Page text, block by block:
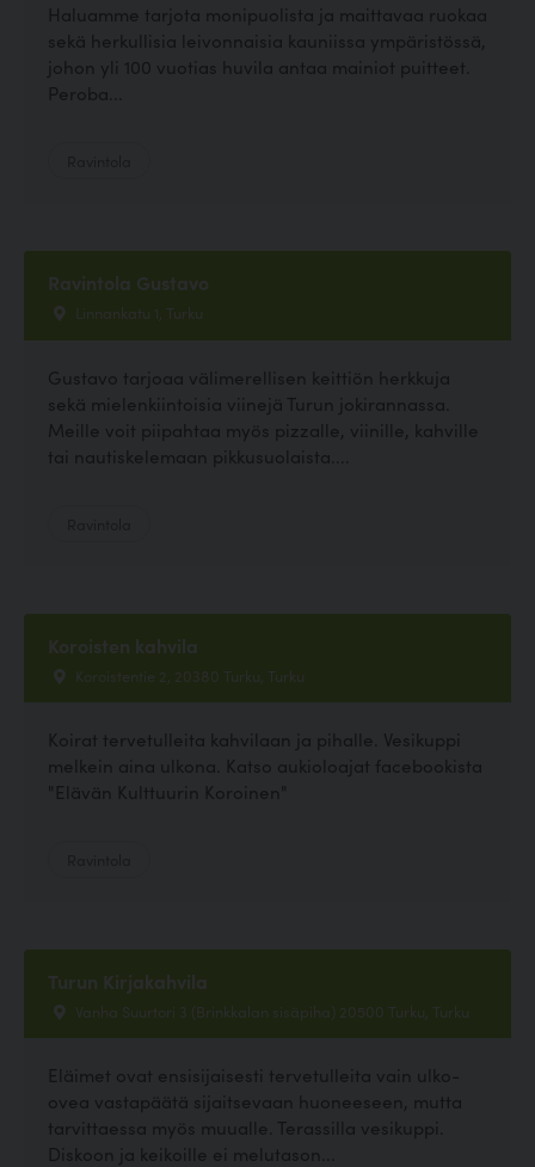
Haluamme tarjota monipuolista ja maittavaa ruokaa
sekä herkullisia leivonnaisia kauniissa ympäristössä,
johon yli 100 vuotias huvila antaa mainiot puitteet.
Peroba...
Ravintola Gustavo
Linnankatu 1, Turku
Gustavo tarjoaa välimerellisen keittiön herkkuja
sekä mielenkiintoisia viinejä Turun jokirannassa.
Meille voit piipahtaa myös pizzalle, viinille, kahville
tai nautiskelemaan pikkusuolaista....
Koroisten kahvila
Koroistentie 2, 20380 Turku, Turku
Koirat tervetulleita kahvilaan ja pihalle. Vesikuppi
melkein aina ulkona. Katso aukioloajat facebookista
"Elävän Kulttuurin Koroinen"
Turun Kirjakahvila
Vanha Suurtori 3 (Brinkkalan sisäpiha) 20500 Turku, Turku
Eläimet ovat ensisijaisesti tervetulleita vain ulko-
ovea vastapäätä sijaitsevaan huoneeseen, mutta
tarvittaessa myös muualle. Terassilla vesikuppi.
Diskoon ja keikoille ei melutason...